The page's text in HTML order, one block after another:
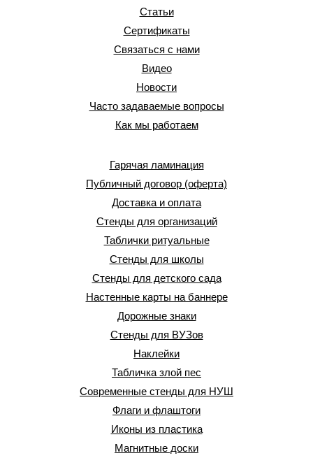
Статьи
Сертификаты
Связаться с нами
Видео
Новости
Часто задаваемые вопросы
Как мы работаем
Гарячая ламинация
Публичный договор (оферта)
Доставка и оплата
Стенды для организаций
Таблички ритуальные
Стенды для школы
Стенды для детского сада
Настенные карты на баннере
Дорожные знаки
Стенды для ВУЗов
Наклейки
Табличка злой пес
Современные стенды для НУШ
Флаги и флаштоги
Иконы из пластика
Магнитные доски